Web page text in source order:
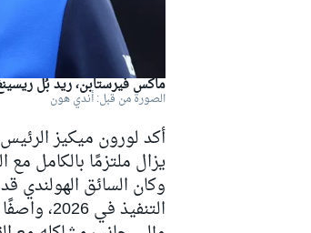
دبليو آر سي
ماكس فيرستابن، ريد بُل
الصورة من قبل: أندي هون
أكد لورون ميكيز
يزال ملتزمًا بالكامل
وكان السائق الهولندي
التنفيذ في 2026، واصفًا إياها في وقت سابق من الموسم بأنها "فورمولا إي على منشطات".